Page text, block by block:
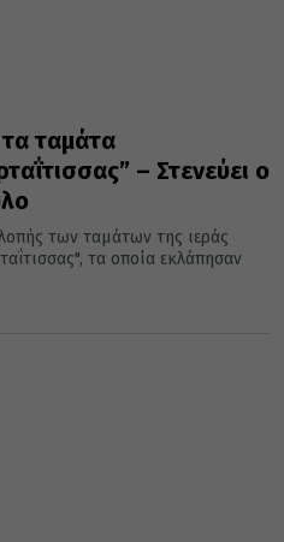
ταμάτα
– Στενεύει ο
των ταμάτων της ιεράς
τα οποία εκλάπησαν